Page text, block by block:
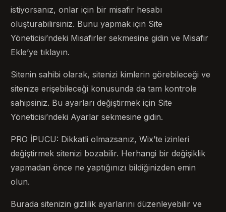
istiyorsanız, onlar için bir misafir hesabı
oluşturabilirsiniz. Bunu yapmak için Site
Yöneticisi’ndeki Misafirler sekmesine gidin ve Misafir
Ekle’ye tıklayın.
Sitenin sahibi olarak, sitenizi kimlerin görebileceği ve
sitenize erişebileceği konusunda da tam kontrole
sahipsiniz. Bu ayarları değiştirmek için Site
Yöneticisi’ndeki Ayarlar sekmesine gidin.
PRO İPUCU: Dikkatli olmazsanız, Wix’te izinleri
değiştirmek sitenizi bozabilir. Herhangi bir değişiklik
yapmadan önce ne yaptığınızı bildiğinizden emin
olun.
Burada sitenizin gizlilik ayarlarını düzenleyebilir ve